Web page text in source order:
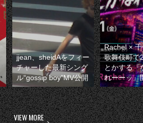
jjean、sheidAをフィー
チャーした最新シング
ル“gossip boy”MV公開
Rachel ×
歌舞伎町で
とかする『
れーーッ』
VIEW MORE